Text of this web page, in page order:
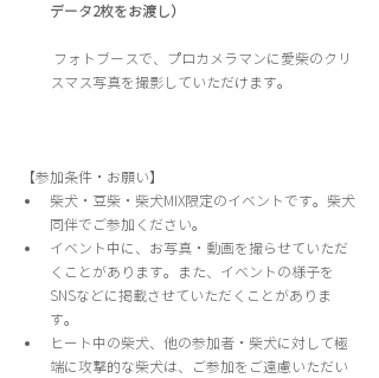
データ2枚をお渡し）
スマス写真を撮影していただけます。
【参加条件・お願い】
柴犬・豆柴・柴犬MIX限定のイベントです。柴犬
同伴でご参加ください。
イベント中に、お写真・動画を撮らせていただ
くことがあります。また、イベントの様子を
SNSなどに掲載させていただくことがありま
す。
ヒート中の柴犬、他の参加者・柴犬に対して極
端に攻撃的な柴犬は、ご参加をご遠慮いただい